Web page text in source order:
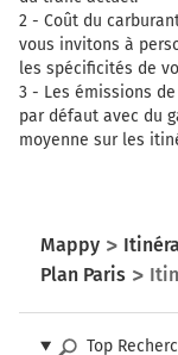
Au
191
192
193
2 - Coût du
vous invitons à
les spécificités de
3 - Les émissions
par défaut avec du
moyenne sur les
Mappy
Plan Paris
Top